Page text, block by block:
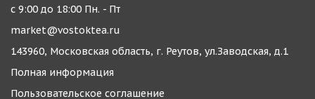
с 9:00 до 18:00 Пн. - Пт
market@vostoktea.ru
143960, Московская область, г. Реутов, ул.Заводская, д.1
Полная информация
Пользовательское соглашение